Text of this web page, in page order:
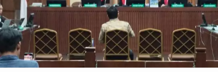
tvOnenews/Aldi Herlanda